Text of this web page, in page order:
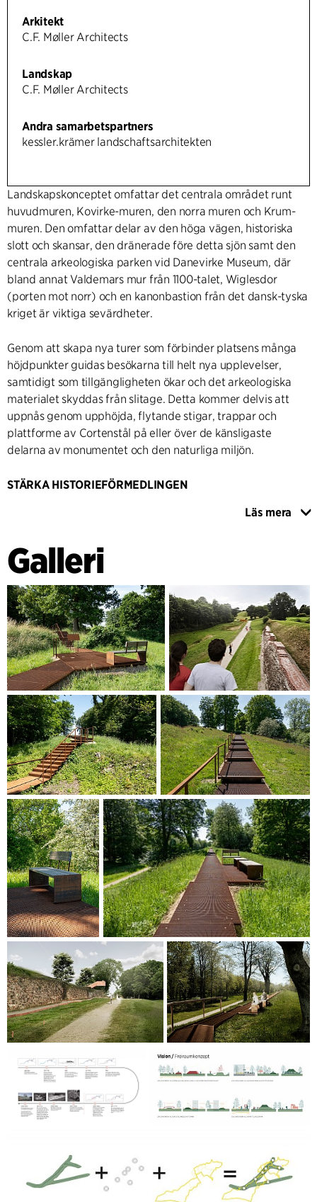
Arkitekt
C.F. Møller Architects
Landskap
C.F. Møller Architects
Andra samarbetspartners
kessler.krämer landschaftsarchitekten
Landskapskonceptet omfattar det centrala området runt
huvudmuren, Kovirke-muren, den norra muren och Krum-
muren. Den omfattar delar av den höga vägen, historiska
slott och skansar, den dränerade före detta sjön samt den
centrala arkeologiska parken vid Danevirke Museum, där
bland annat Valdemars mur från 1100-talet, Wiglesdor
(porten mot norr) och en kanonbastion från det dansk-tyska
kriget är viktiga sevärdheter.
Genom att skapa nya turer som förbinder platsens många
höjdpunkter guidas besökarna till helt nya upplevelser,
samtidigt som tillgängligheten ökar och det arkeologiska
materialet skyddas från slitage. Detta kommer delvis att
uppnås genom upphöjda, flytande stigar, trappar och
plattforme av Cortenstål på eller över de känsligaste
delarna av monumentet och den naturliga miljön.
STÄRKA HISTORIEFÖRMEDLINGEN
Rundgångarna i den arkeologiska parken leder genom
utsiktsplattform som låter besökarna uppleva den
ursprungliga höjden och effekten av befästningarna i
landskapet utan att röra det historiska murverket. Vid den
rekonstruerade Skanse 14 kommer en informationspaviljong
att integreras och på andra ställen utmed den vidsträckta
vallen sättas informationspunkter upp som illustrerar vallens
utformning genom olika historiska epoker, kompletterat
med sittmöjligheter. Förutom att rusta upp den arkeologiska
parken betonar det vidare landskapskonceptet att öka
naturvärdena i området, bl.a. genom att anlägga en ny
våtmark vid Dannevirke Sø, och genom att förbättra
aktivitetsområden, rekreationsanläggningar och
gemensamma faciliteter som lekplats och festplats för
lokalsamhället, som kan användas året runt.
Läs mera
Galleri